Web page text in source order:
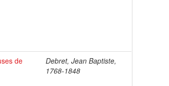
de
Debret, Jean Baptiste,
1768-1848